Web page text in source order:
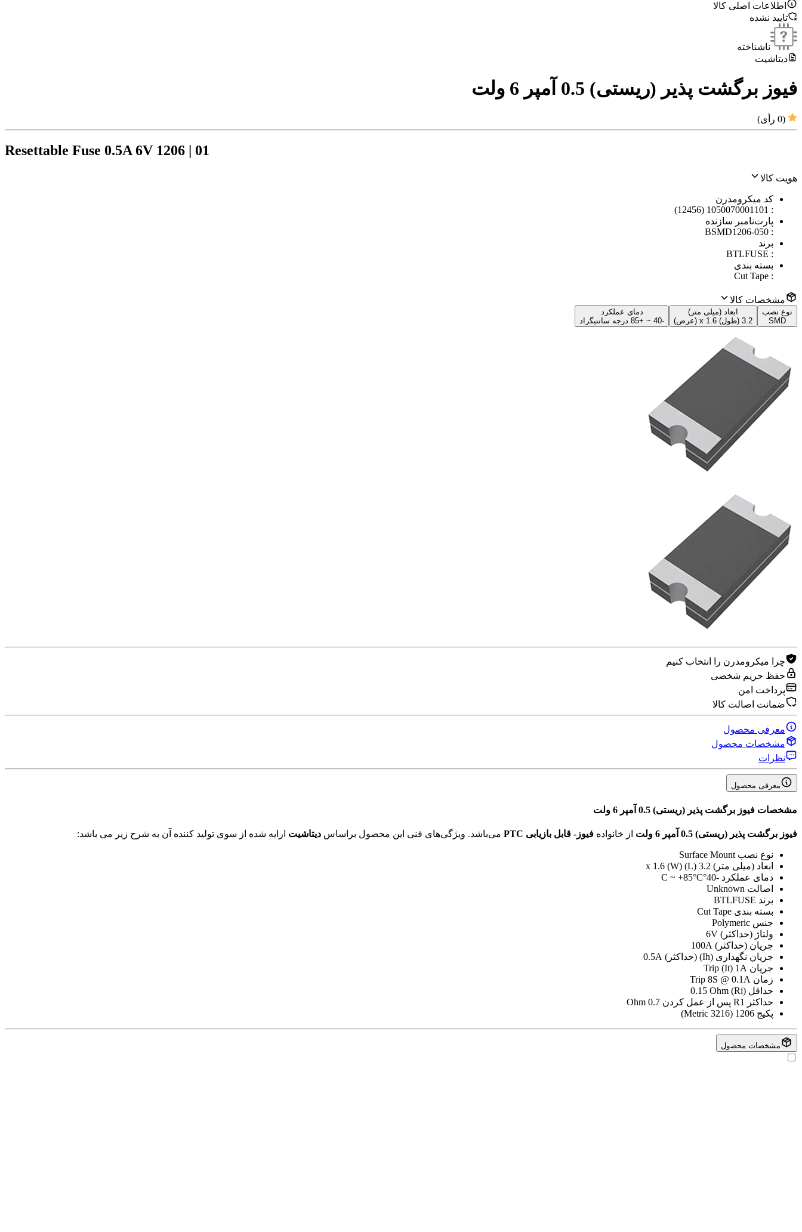
اطلاعات اصلی کالا
تایید نشده
ناشناخته
دیتاشیت
فیوز برگشت پذیر (ریستی) 0.5 آمپر 6 ولت
(
0 رأی)
Resettable Fuse 0.5A 6V 1206 | 01
هویت کالا
کد میکرومدرن
:
1050070001101 (12456)
پارت‌نامبر سازنده
:
BSMD1206-050
برند
:
BTLFUSE
بسته بندی
:
Cut Tape
مشخصات کالا
نوع نصب
SMD
ابعاد (میلی متر)
3.2 (طول) x 1.6 (عرض)
دمای عملکرد
-40 ~ +85 درجه سانتیگراد
چرا میکرومدرن را انتخاب کنیم
حفظ حریم شخصی
پرداخت امن
ضمانت اصالت کالا
معرفی محصول
مشخصات محصول
نظرات
معرفی محصول
مشخصات فیوز برگشت پذیر (ریستی) 0.5 آمپر 6 ولت
فیوز برگشت پذیر (ریستی) 0.5 آمپر 6 ولت از خانواده فیوز- قابل بازیابی PTC می‌باشد. ویژگی‌های فنی این محصول براساس دیتاشیت ارایه شده از سوی تولید کننده آن به شرح زیر می باشد:
نوع نصب Surface Mount
ابعاد (میلی متر) 3.2 (L) x 1.6 (W)
دمای عملکرد -40°C ~ +85°C
اصالت Unknown
برند BTLFUSE
بسته بندی Cut Tape
جنس Polymeric
ولتاژ (حداکثر) 6V
جریان (حداکثر) 100A
جریان نگهداری (Ih) (حداکثر)
0.5A
جریان Trip (It) 1A
زمان Trip 8S @ 0.1A
حداقل (Ri)
0.15 Ohm
حداکثر R1 پس از عمل کردن
0.7 Ohm
پکیج 1206 (3216 Metric)
مشخصات محصول